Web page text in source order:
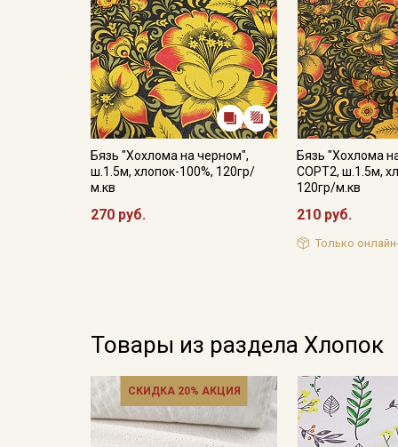
Бязь "Хохлома на черном",
ш.1.5м, хлопок-100%, 120гр/
м.кв
270 руб.
Бязь "Хохлома
СОРТ2, ш.1.5м,
120гр/м.кв
210 руб.
Только
Товары из раздела Хлопок
СКИДКА 20% АКЦИЯ